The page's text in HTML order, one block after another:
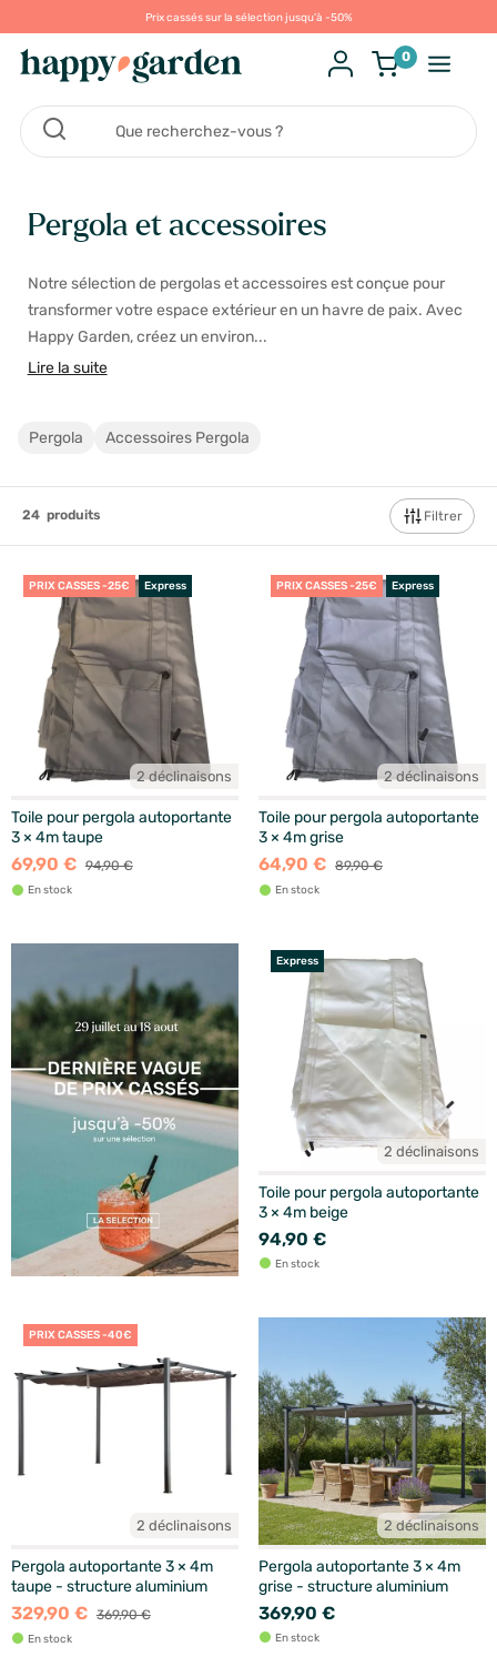
Prix cassés sur la sélection jusqu'à -50%
0
Pergola et accessoires
Notre sélection de pergolas et accessoires est conçue pour
transformer votre espace extérieur en un havre de paix. Avec
Happy Garden, créez un environ...
Lire la suite
Pergola Accessoires Pergola
24 produits Filtrer
PRIX CASSES -25€ Express
2 déclinaisons
Toile pour pergola autoportante
3 × 4m taupe
69,90 € 94,90 €
En stock
PRIX CASSES -25€ Express
2 déclinaisons
Toile pour pergola autoportante
3 × 4m grise
64,90 € 89,90 €
En stock
Express
2 déclinaisons
Toile pour pergola autoportante
3 × 4m beige
94,90 €
En stock
PRIX CASSES -40€
2 déclinaisons
Pergola autoportante 3 × 4m
taupe - structure aluminium
329,90 € 369,90 €
En stock
2 déclinaisons
Pergola autoportante 3 × 4m
grise - structure aluminium
369,90 €
En stock